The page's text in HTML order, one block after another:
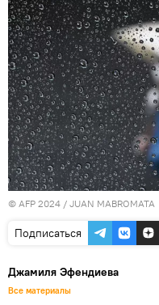
© AFP 2024 / JUAN MABROMATA
Подписаться
Джамиля Эфендиева
Все материалы